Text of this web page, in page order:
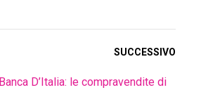
SUCCESSIVO
Banca D’Italia: le compravendite di